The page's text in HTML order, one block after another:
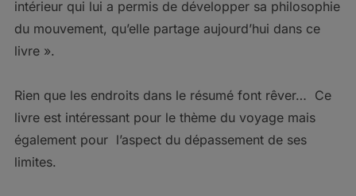
intérieur qui lui a permis de développer sa philosophie
du mouvement, qu’elle partage aujourd’hui dans ce
livre ».
Rien que les endroits dans le résumé font rêver… Ce
livre est intéressant pour le thème du voyage mais
également pour l’aspect du dépassement de ses
limites.